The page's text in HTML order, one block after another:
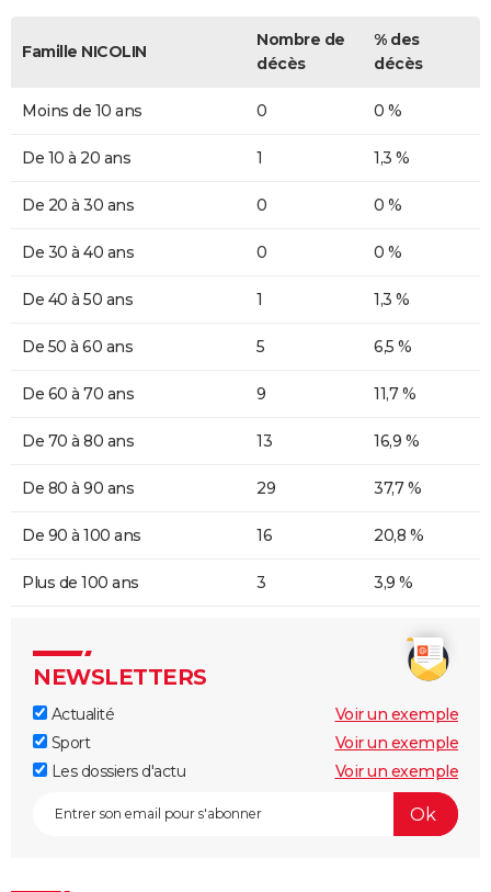
Famille NICOLIN
Nombre de
décès
% des
décès
Moins de 10 ans 0 0 %
De 10 à 20 ans 1 1,3 %
De 20 à 30 ans 0 0 %
De 30 à 40 ans 0 0 %
De 40 à 50 ans 1 1,3 %
De 50 à 60 ans 5 6,5 %
De 60 à 70 ans 9 11,7 %
De 70 à 80 ans 13 16,9 %
De 80 à 90 ans 29 37,7 %
De 90 à 100 ans 16 20,8 %
Plus de 100 ans 3 3,9 %
NEWSLETTERS
Actualité
Voir un exemple
Sport
Voir un exemple
Les dossiers d'actu
Voir un exemple